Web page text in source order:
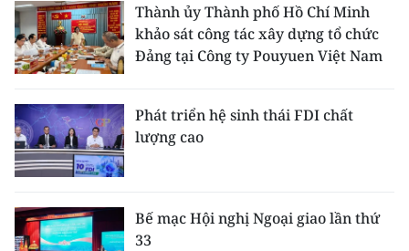
Thành ủy Thành phố Hồ Chí Minh
khảo sát công tác xây dựng tổ chức
Đảng tại Công ty Pouyuen Việt Nam
Phát triển hệ sinh thái FDI chất
lượng cao
Bế mạc Hội nghị Ngoại giao lần thứ
33